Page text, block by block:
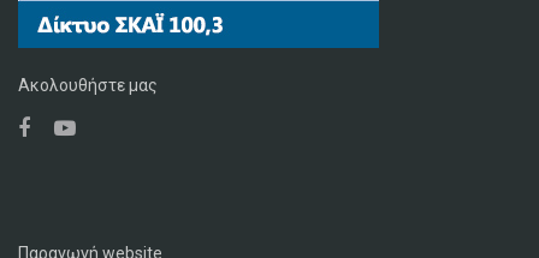
Ακολουθήστε μας
Παραγωγή website